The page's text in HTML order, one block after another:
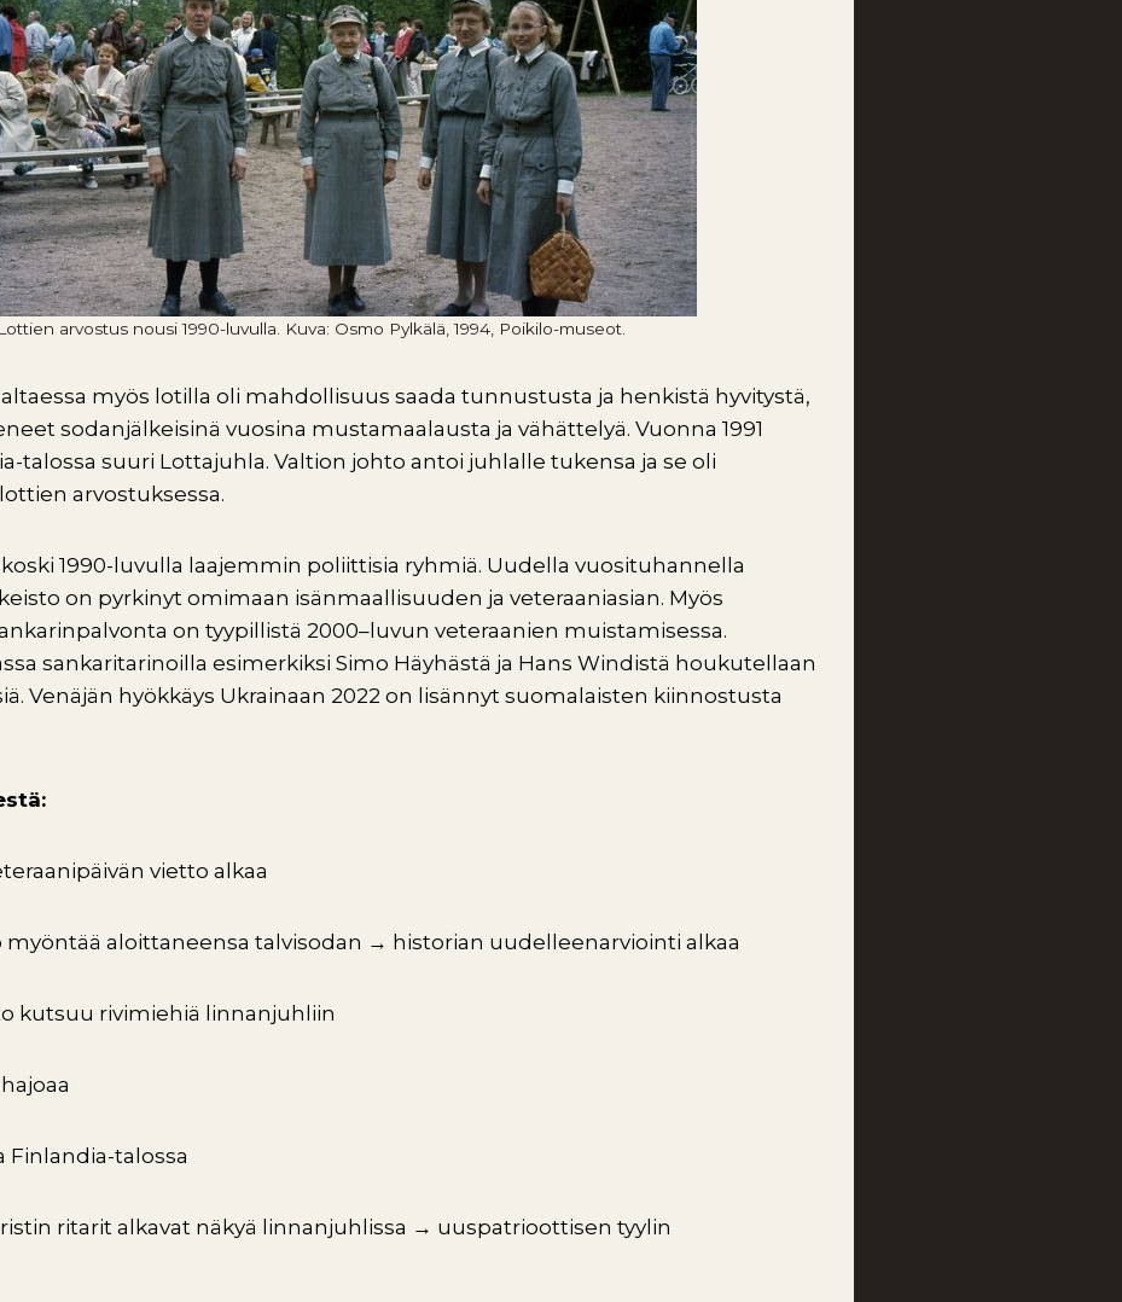
Lottien arvostus nousi 1990-luvulla. Kuva: Osmo Pylkälä, 1994, Poikilo-museot.
myös lotilla oli mahdollisuus saada tunnustusta ja henkistä hyvitystä,
sodanjälkeisinä vuosina mustamaalausta ja vähättelyä. Vuonna 1991
talossa suuri Lottajuhla. Valtion johto antoi juhlalle tukensa ja se oli
arvostuksessa.
1990-luvulla laajemmin poliittisia ryhmiä. Uudella vuosituhannella
on pyrkinyt omimaan isänmaallisuuden ja veteraaniasian. Myös
on tyypillistä 2000–luvun veteraanien muistamisessa.
sankaritarinoilla esimerkiksi Simo Häyhästä ja Hans Windistä houkutellaan
Venäjän hyökkäys Ukrainaan 2022 on lisännyt suomalaisten kiinnostusta
vietto alkaa
myöntää aloittaneensa talvisodan → historian uudelleenarviointi alkaa
kutsuu rivimiehiä linnanjuhliin
Finlandia-talossa
ritarit alkavat näkyä linnanjuhlissa → uuspatrioottisen tyylin